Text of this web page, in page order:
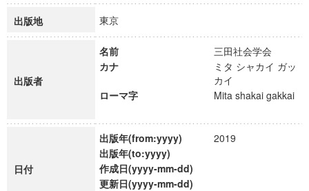
出版地 東京
出版者
名前
三田社会学会
カナ
ミタ シャカイ ガッ
カイ
ローマ字
Mita shakai gakkai
日付
出版年(from:yyyy)
2019
出版年(to:yyyy)
作成日(yyyy-mm-dd)
更新日(yyyy-mm-dd)